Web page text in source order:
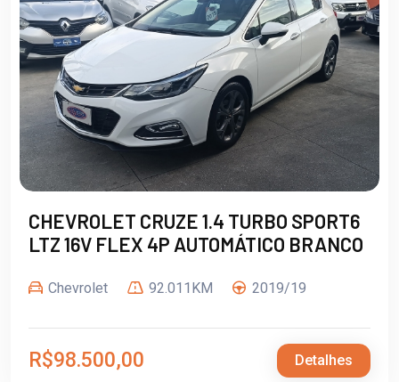
CHEVROLET CRUZE 1.4 TURBO SPORT6
LTZ 16V FLEX 4P AUTOMÁTICO BRANCO
Chevrolet 92.011KM 2019/19
R$98.500,00 Detalhes